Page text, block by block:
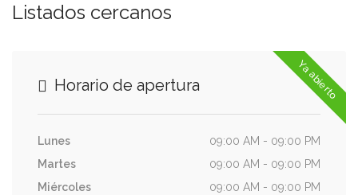
Listados cercanos
Ya abierto
Horario de apertura
Lunes
09:00 AM - 09:00 PM
Martes
09:00 AM - 09:00 PM
Miércoles
09:00 AM - 09:00 PM